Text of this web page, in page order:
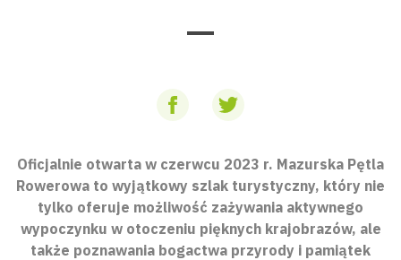
Oficjalnie otwarta w czerwcu 2023 r. Mazurska Pętla
Rowerowa to wyjątkowy szlak turystyczny, który nie
tylko oferuje możliwość zażywania aktywnego
wypoczynku w otoczeniu pięknych krajobrazów, ale
także poznawania bogactwa przyrody i pamiątek